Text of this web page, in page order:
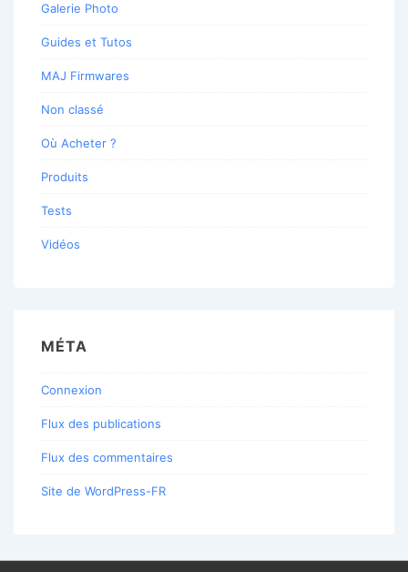
Galerie Photo
Guides et Tutos
MAJ Firmwares
Non classé
Où Acheter ?
Produits
Tests
Vidéos
MÉTA
Connexion
Flux des publications
Flux des commentaires
Site de WordPress-FR